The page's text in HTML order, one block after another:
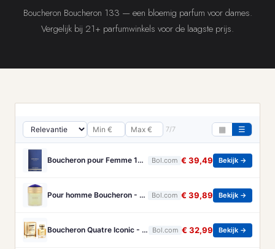
Boucheron Boucheron 133 — een bloemig parfum voor dames.
Vergelijk bij 21+ parfumwinkels voor de laagste prijs.
7/7 ▦ ☰
Boucheron pour Femme 100 ml Eau de Parfum - Damesparfum Bol.com € 39,49 Bekijk →
Pour homme Boucheron - 100 ml - Eau de parfum Bol.com € 39,89 Bekijk →
Boucheron Quatre Iconic - 50 ml - eau de parfum spray - damesparfum Bol.com € 32,99 Bekijk →